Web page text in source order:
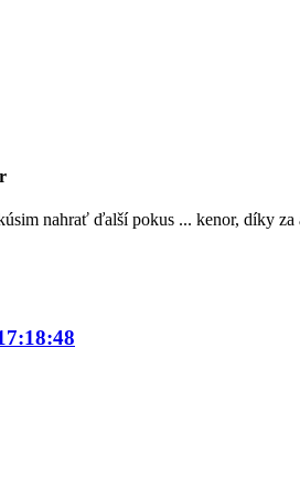
nahrať ďalší pokus ... kenor, díky za